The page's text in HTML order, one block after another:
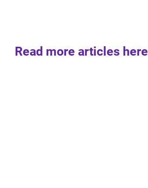
Read more articles here